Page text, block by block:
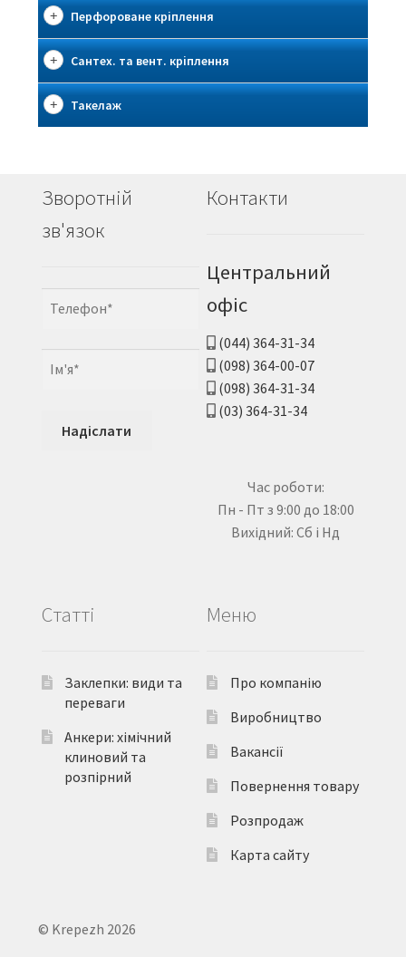
Перфороване кріплення
Сантех. та вент. кріплення
Такелаж
Зворотній
зв'язок
Контакти
Центральний
офіс
(044) 364-31-34
(098) 364-00-07
(098) 364-31-34
(03) 364-31-34
Час роботи:
Пн - Пт з 9:00 до 18:00
Вихідний: Сб і Нд
Статті
Заклепки: види та
переваги
Анкери: хімічний
клиновий та
розпірний
Меню
Про компанію
Виробництво
Вакансії
Повернення товару
Розпродаж
Карта сайту
© Krepezh 2026